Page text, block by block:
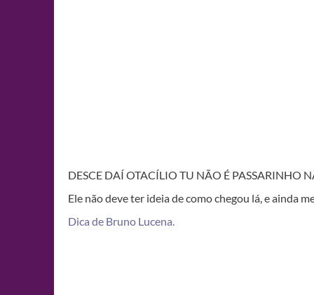
DESCE DAÍ OTACÍLIO TU NÃO É PASSARINHO
Ele não deve ter ideia de como chegou lá, e ainda
Dica de Bruno Lucena.